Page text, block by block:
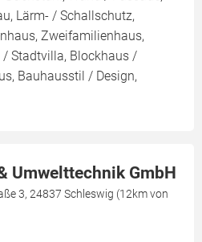
Lärm- / Schallschutz,
Zweifamilienhaus,
Stadtvilla, Blockhaus /
Bauhausstil / Design,
Umwelttechnik GmbH
3, 24837 Schleswig (12km von